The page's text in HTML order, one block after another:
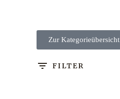
Zur Kategorieübersicht
FILTER